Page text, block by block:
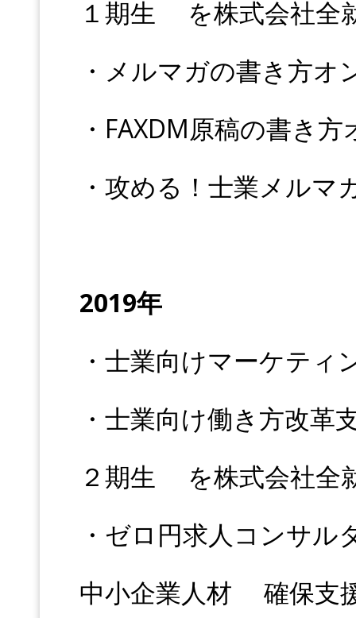
１期生 を株式会社全
・メルマガの書き方
・FAXDM原稿の書き
・攻める！士業メルマ
2019年
・士業向けマーケティ
・士業向け働き方改革
２期生 を株式会社全
・ゼロ円求人コンサル
中小企業人材 確保支